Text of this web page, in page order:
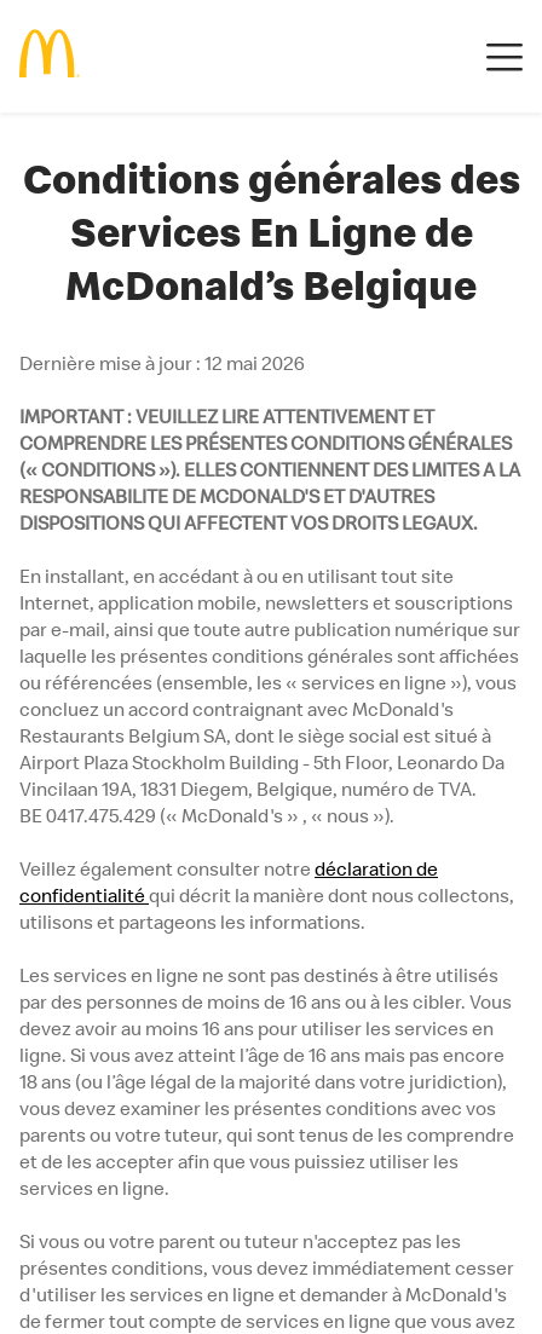
Conditions générales des
Services En Ligne de
McDonald’s Belgique
Dernière mise à jour : 12 mai 2026
IMPORTANT : VEUILLEZ LIRE ATTENTIVEMENT ET
COMPRENDRE LES PRÉSENTES CONDITIONS GÉNÉRALES
(« CONDITIONS »). ELLES CONTIENNENT DES LIMITES A LA
RESPONSABILITE DE MCDONALD'S ET D'AUTRES
DISPOSITIONS QUI AFFECTENT VOS DROITS LEGAUX.
En installant, en accédant à ou en utilisant tout site
Internet, application mobile, newsletters et souscriptions
par e-mail, ainsi que toute autre publication numérique sur
laquelle les présentes conditions générales sont affichées
ou référencées (ensemble, les « services en ligne »), vous
concluez un accord contraignant avec McDonald's
Restaurants Belgium SA, dont le siège social est situé à
Airport Plaza Stockholm Building - 5th Floor, Leonardo Da
Vincilaan 19A, 1831 Diegem, Belgique, numéro de TVA.
BE 0417.475.429 (« McDonald's » , « nous »).
Veillez également consulter notre déclaration de
confidentialitéqui décrit la manière dont nous collectons,
utilisons et partageons les informations.
Les services en ligne ne sont pas destinés à être utilisés
par des personnes de moins de 16 ans ou à les cibler. Vous
devez avoir au moins 16 ans pour utiliser les services en
ligne. Si vous avez atteint l’âge de 16 ans mais pas encore
18 ans (ou l’âge légal de la majorité dans votre juridiction),
vous devez examiner les présentes conditions avec vos
parents ou votre tuteur, qui sont tenus de les comprendre
et de les accepter afin que vous puissiez utiliser les
services en ligne.
Si vous ou votre parent ou tuteur n'acceptez pas les
présentes conditions, vous devez immédiatement cesser
d'utiliser les services en ligne et demander à McDonald's
de fermer tout compte de services en ligne que vous avez